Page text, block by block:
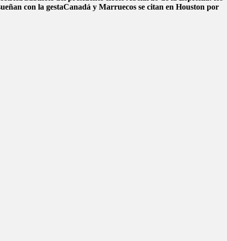
con la gestaCanadá y Marruecos se citan en Houston por